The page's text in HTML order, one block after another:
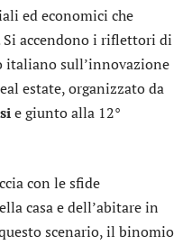
ed economici che
Si accendono i riflettori di
italiano sull’innovazione
estate, organizzato da
e giunto alla 12°
con le sfide
casa e dell’abitare in
scenario, il binomio